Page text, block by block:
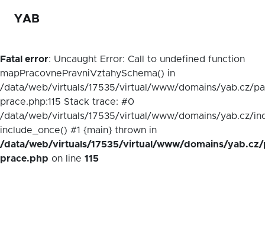
YAB
Fatal error: Uncaught Error: Call to undefined function
mapPracovnePravniVztahySchema() in
/data/web/virtuals/17535/virtual/www/domains/yab.cz/
prace.php:115 Stack trace: #0
/data/web/virtuals/17535/virtual/www/domains/yab.cz/
include_once() #1 {main} thrown in
/data/web/virtuals/17535/virtual/www/domains/yab.cz/
prace.php on line 115